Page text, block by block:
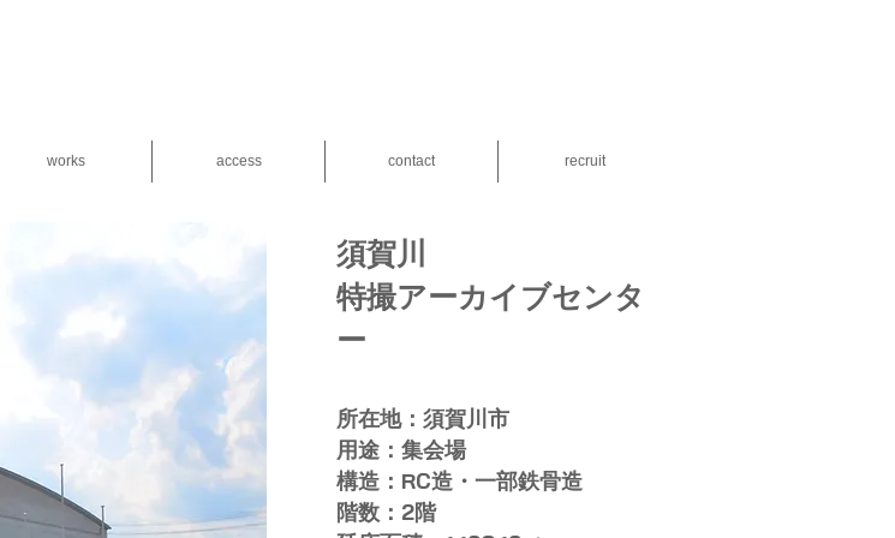
works access contact recruit
須賀川
​特撮アーカイブセンタ
ー
所在地：須賀川市
用途：集会場
構造：RC造・一部鉄骨造
階数：2階